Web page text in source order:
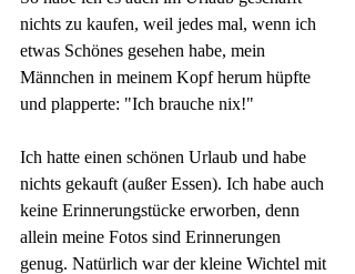
nichts zu kaufen, weil jedes mal, wenn ich
etwas Schönes gesehen habe, mein
Männchen in meinem Kopf herum hüpfte
und plapperte: "Ich brauche nix!"
Ich hatte einen schönen Urlaub und habe
nichts gekauft (außer Essen). Ich habe auch
keine Erinnerungstücke erworben, denn
allein meine Fotos sind Erinnerungen
genug. Natürlich war der kleine Wichtel mit